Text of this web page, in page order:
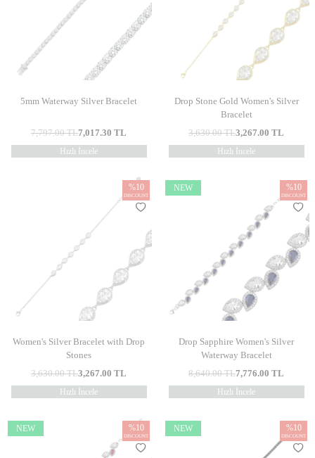
5mm Waterway Silver Bracelet
7,797.00TL7,017.30 TL
Hızlı İncele
Drop Stone Gold Women's Silver
Bracelet
3,630.00TL3,267.00 TL
Hızlı İncele
%10
DISCOUNT
Women's Silver Bracelet with Drop
Stones
3,630.00TL3,267.00 TL
Hızlı İncele
NEW %10
DISCOUNT
Drop Sapphire Women's Silver
Waterway Bracelet
8,640.00TL7,776.00 TL
Hızlı İncele
NEW %10
DISCOUNT
NEW %10
DISCOUNT